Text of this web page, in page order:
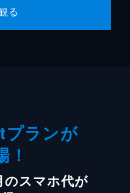
る
プランが
！
のスマホ代が